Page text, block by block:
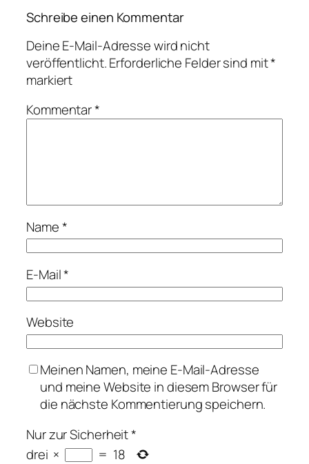
Schreibe einen Kommentar
Deine E-Mail-Adresse wird nicht
veröffentlicht.Erforderliche Felder sind mit*
markiert
Kommentar*
Name*
E-Mail*
Website
Meinen Namen, meine E-Mail-Adresse
und meine Website in diesem Browser für
die nächste Kommentierung speichern.
Nur zur Sicherheit*
drei × = 18